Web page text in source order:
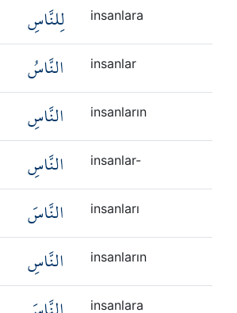
لِلنَّاسِ insanlara
النَّاسُ insanlar
النَّاسِ insanların
النَّاسِ insanlar-
النَّاسَ insanları
النَّاسِ insanların
insanlara